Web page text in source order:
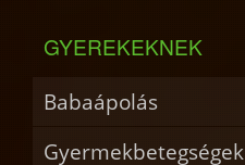
GYEREKEKNEK
Babaápolás
Gyermekbetegségek